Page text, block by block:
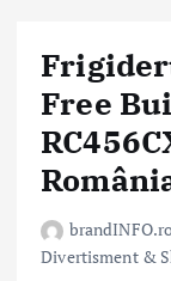
Free
brandINFO.ro
Divertisment &